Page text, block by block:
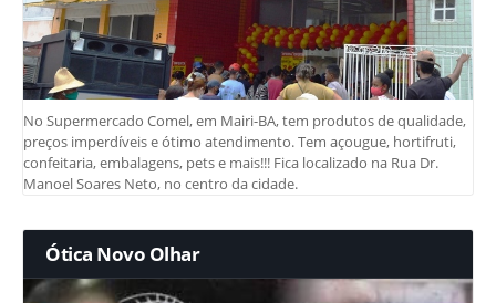
No Supermercado Comel, em Mairi-BA, tem produtos de qualidade,
preços imperdíveis e ótimo atendimento. Tem açougue, hortifruti,
confeitaria, embalagens, pets e mais!!! Fica localizado na Rua Dr.
Manoel Soares Neto, no centro da cidade.
Ótica Novo Olhar